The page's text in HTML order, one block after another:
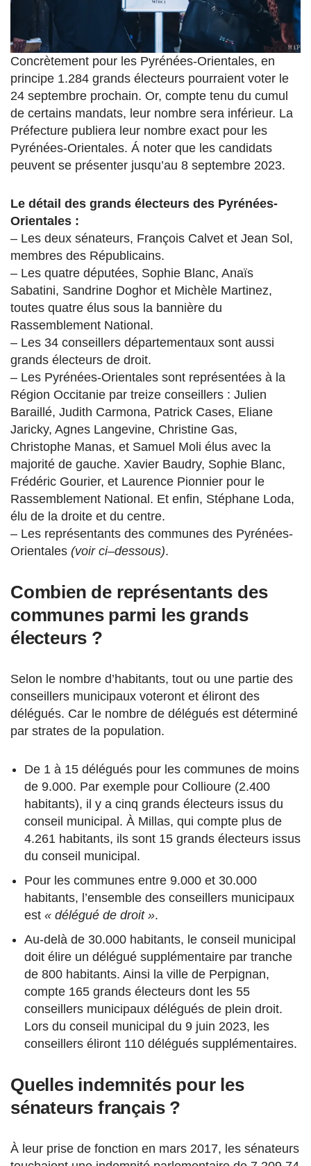
Concrètement pour les Pyrénées-Orientales, en
principe 1.284 grands électeurs pourraient voter le
24 septembre prochain. Or, compte tenu du cumul
de certains mandats, leur nombre sera inférieur. La
Préfecture publiera leur nombre exact pour les
Pyrénées-Orientales. Á noter que les candidats
peuvent se présenter jusqu’au 8 septembre 2023.
Le détail des grands électeurs des Pyrénées-
Orientales :
– Les deux sénateurs, François Calvet et Jean Sol,
membres des Républicains.
– Les quatre députées, Sophie Blanc, Anaïs
Sabatini, Sandrine Doghor et Michèle Martinez,
toutes quatre élus sous la bannière du
Rassemblement National.
– Les 34 conseillers départementaux sont aussi
grands électeurs de droit.
– Les Pyrénées-Orientales sont représentées à la
Région Occitanie par treize conseillers : Julien
Baraillé, Judith Carmona, Patrick Cases, Eliane
Jaricky, Agnes Langevine, Christine Gas,
Christophe Manas, et Samuel Moli élus avec la
majorité de gauche. Xavier Baudry, Sophie Blanc,
Frédéric Gourier, et Laurence Pionnier pour le
Rassemblement National. Et enfin, Stéphane Loda,
élu de la droite et du centre.
– Les représentants des communes des Pyrénées-
Orientales (voir ci–dessous).
Combien de représentants des
communes parmi les grands
électeurs ?
Selon le nombre d’habitants, tout ou une partie des
conseillers municipaux voteront et éliront des
délégués. Car le nombre de délégués est déterminé
par strates de la population.
De 1 à 15 délégués pour les communes de moins
de 9.000. Par exemple pour Collioure (2.400
habitants), il y a cinq grands électeurs issus du
conseil municipal. À Millas, qui compte plus de
4.261 habitants, ils sont 15 grands électeurs issus
du conseil municipal.
Pour les communes entre 9.000 et 30.000
habitants, l’ensemble des conseillers municipaux
est « délégué de droit ».
Au-delà de 30.000 habitants, le conseil municipal
doit élire un délégué supplémentaire par tranche
de 800 habitants. Ainsi la ville de Perpignan,
compte 165 grands électeurs dont les 55
conseillers municipaux délégués de plein droit.
Lors du conseil municipal du 9 juin 2023, les
conseillers éliront 110 délégués supplémentaires.
Quelles indemnités pour les
sénateurs français ?
À leur prise de fonction en mars 2017, les sénateurs